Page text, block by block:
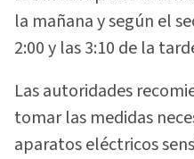
la mañana y según el
2:00 y las 3:10 de la
Las autoridades
tomar las medidas
aparatos eléctricos